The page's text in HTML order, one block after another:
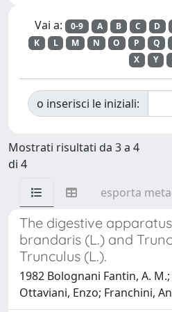
Vai a: 0-9 A B C D
K
L M N O P Q
X
Y
o inserisci le iniziali:
Mostrati risultati da 3 a 4
di 4
esporta
The digestive
brandaris (L.) and
Trunculus (L.).
1982 Bolognani Fantin, A.
Ottaviani, Enzo; Franchini,